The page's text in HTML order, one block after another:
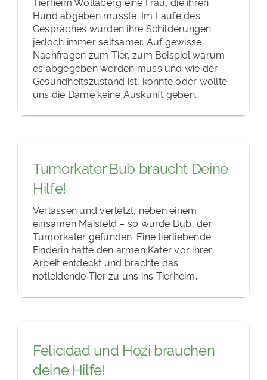
Hund abgeben musste. Im Laufe des
Gespräches wurden ihre Schilderungen
jedoch immer seltsamer. Auf gewisse
Nachfragen zum Tier, zum Beispiel warum
es abgegeben werden muss und wie der
Gesundheitszustand ist, konnte oder wollte
uns die Dame keine Auskunft geben.
Tumorkater Bub braucht Deine
Hilfe!
Verlassen und verletzt, neben einem
einsamen Maisfeld – so wurde Bub, der
Tumorkater gefunden. Eine tierliebende
Finderin hatte den armen Kater vor ihrer
Arbeit entdeckt und brachte das
notleidende Tier zu uns ins Tierheim.
Felicidad und Hozi brauchen
deine Hilfe!